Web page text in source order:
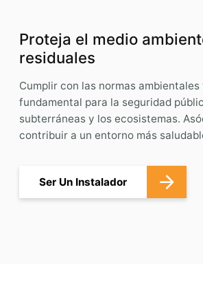
Proteja el medio
residuales
Cumplir con las normas
fundamental para la seguridad
subterráneas y los ecosistemas.
contribuir a un entorno más
Ser Un Instalador